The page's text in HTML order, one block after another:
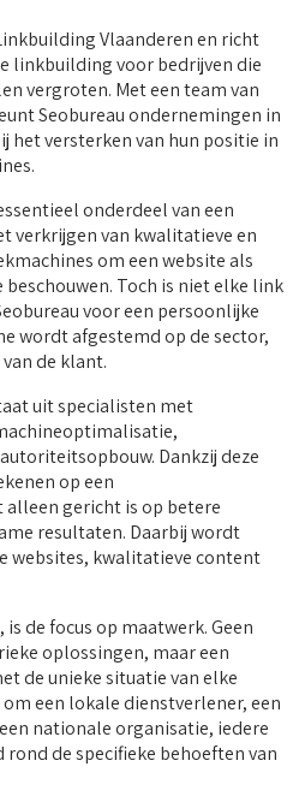
Vlaanderen en richt
linkbuilding voor bedrijven die
vergroten. Met een team van
Seobureau ondernemingen in
het versterken van hun positie in
onderdeel van een
verkrijgen van kwalitatieve en
om een website als
Toch is niet elke link
voor een persoonlijke
wordt afgestemd op de sector,
de klant.
uit specialisten met
Dankzij deze
op een
gericht is op betere
resultaten. Daarbij wordt
websites, kwalitatieve content
de focus op maatwerk. Geen
oplossingen, maar een
de unieke situatie van elke
een lokale dienstverlener, een
nationale organisatie, iedere
de specifieke behoeften van